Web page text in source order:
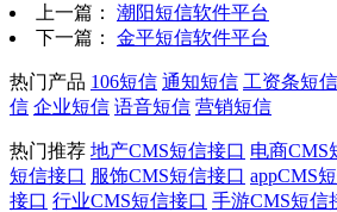
上一篇： 潮阳短信软件平台
下一篇： 金平短信软件平台
热门产品 106短信 通知短信 工资条短信
信 企业短信 语音短信 营销短信
热门推荐 地产CMS短信接口 电商CMS
短信接口 服饰CMS短信接口 appCMS
接口 行业CMS短信接口 手游CMS短信